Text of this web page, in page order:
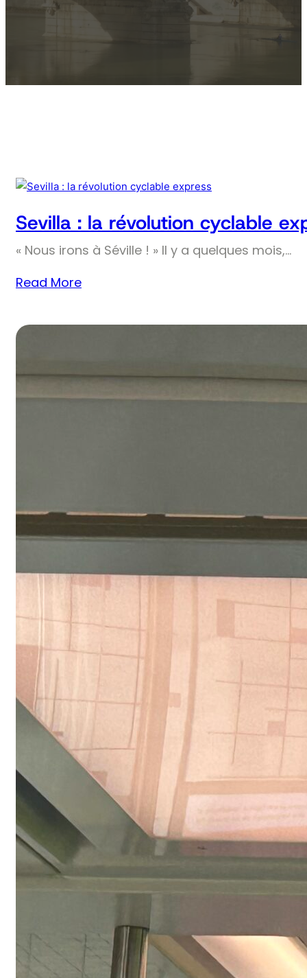
Sevilla : la révolution cyclable
« Nous irons à Séville ! » Il y a quelques mois,…
Read More